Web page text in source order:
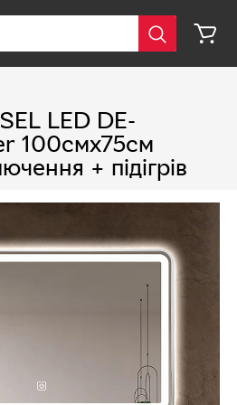
LED DE-
100смх75см
+ підігрів